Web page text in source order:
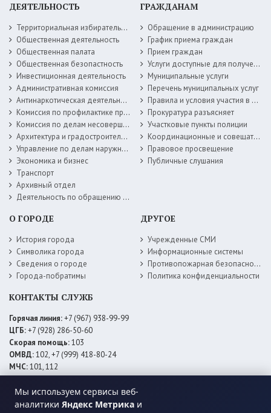
Мы используем сервисы веб-
аналитики Яндекс Метрика и
ДЕЯТЕЛЬНОСТЬ
Территориальная избирательная комиссия
Общественная деятельность
Общественная палата
Общественная безопастность
Инвестиционная деятельность
Административная комиссия
Антинаркотическая деятельность
Комиссия по профилактике правонарушений
Комиссия по делам несовершеннолетних
Архитектура и градостроительство
Управление по делам наружной рекламы
Экономика и бизнес
Транспорт
Архивный отдел
Деятельность по обращению с животными без владельцев
ГРАЖДАНАМ
Обращение в администрацию
График приема граждан
Прием граждан
Услуги доступные для получения в электронной форме
Муниципальные услуги
Перечень муниципальных услуг
Правила и условия участия в жилищных программах
Прокуратура разъясняет
Участковые пункты полиции
Координационные и совещательные органы
Правовое просвещение
Публичные слушания
О ГОРОДЕ
История города
Символика города
Сведения о городе
Города-побратимы
ДРУГОЕ
Учрежденные СМИ
Информационные системы
Противопожарная безопасность
Политика конфиденциальности
КОНТАКТЫ СЛУЖБ
Горячая линия:+7 (967) 938-99-99
ЦГБ:+7 (928) 286-50-60
Скорая помощь:103
ОМВД:102, +7 (999) 418-80-24
МЧС:101, 112
ЕДДС:+7 (928) 576-09-83
Электросети:+7 (800) 220-02-20
Даггаз:+7 (928) 980-64-04